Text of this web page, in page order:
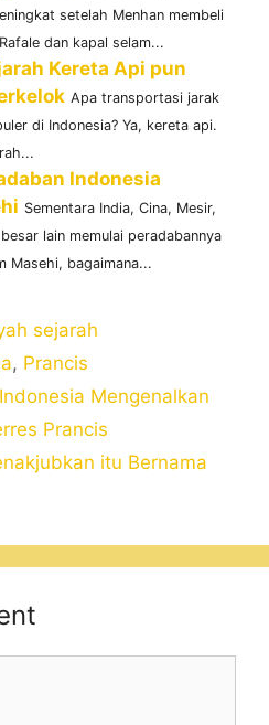
setelah Menhan membeli
dan kapal selam...
Kereta Api pun
Apa transportasi jarak
di Indonesia? Ya, kereta api.
Indonesia
Sementara India, Cina, Mesir,
lain memulai peradabannya
Masehi, bagaimana...
sejarah
, Prancis
Mengenalkan
Prancis
itu Bernama